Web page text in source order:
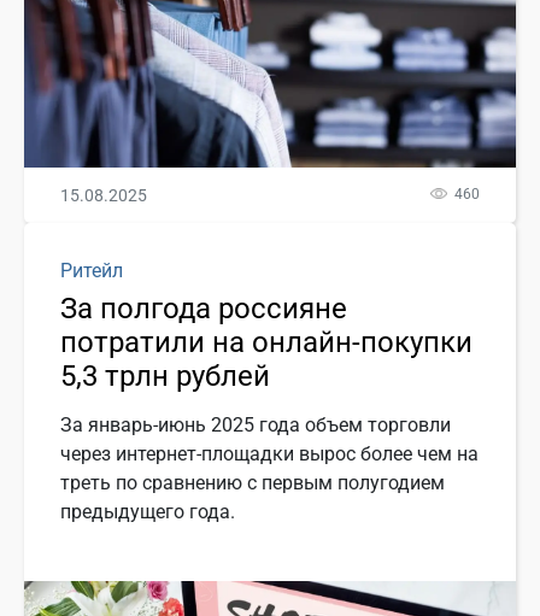
15.08.2025 460
Ритейл
За полгода россияне
потратили на онлайн-покупки
5,3 трлн рублей
За январь-июнь 2025 года объем торговли
через интернет-площадки вырос более чем на
треть по сравнению с первым полугодием
предыдущего года.